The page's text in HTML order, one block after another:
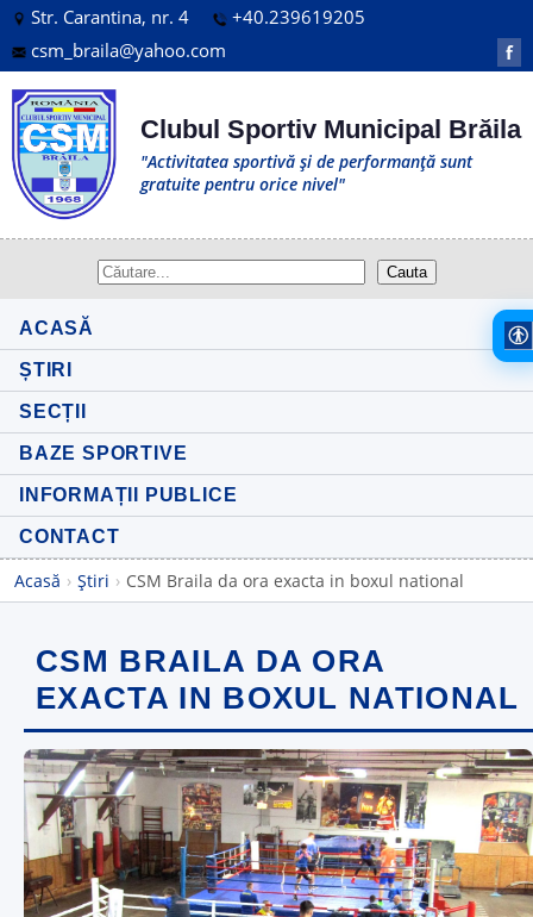
Str. Carantina, nr. 4
+40.239619205
csm_braila@yahoo.com
f
Clubul Sportiv Municipal Brăila
"Activitatea sportivă și de performanță sunt
gratuite pentru orice nivel"
ACASĂ
ȘTIRI
SECȚII
BAZE SPORTIVE
INFORMAȚII PUBLICE
CONTACT
Acasă › Știri › CSM Braila da ora exacta in boxul national
CSM BRAILA DA ORA
EXACTA IN BOXUL NATIONAL